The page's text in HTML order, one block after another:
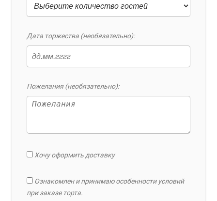
Дата торжества (необязательно):
Пожелания (необязательно):
Хочу оформить доставку
Ознакомлен и принимаю особенности условий
при заказе торта.